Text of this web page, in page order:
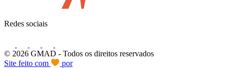
Redes sociais
© 2026 GMAD - Todos os direitos reservados
Site feito com
por